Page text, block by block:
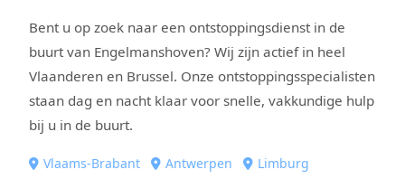
Bent u op zoek naar een ontstoppingsdienst in de
buurt van Engelmanshoven? Wij zijn actief in heel
Vlaanderen en Brussel. Onze ontstoppingsspecialisten
staan dag en nacht klaar voor snelle, vakkundige hulp
bij u in de buurt.
Vlaams-Brabant Antwerpen
Limburg